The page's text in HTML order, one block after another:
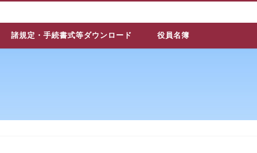
諸規定・手続書式等ダウンロード 役員名簿